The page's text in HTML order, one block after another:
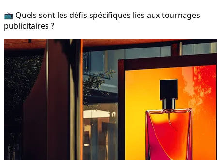
📺 Quels sont les défis spécifiques liés aux tournages
publicitaires ?